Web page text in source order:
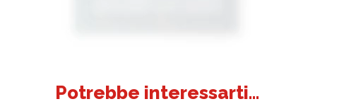
Potrebbe interessarti...